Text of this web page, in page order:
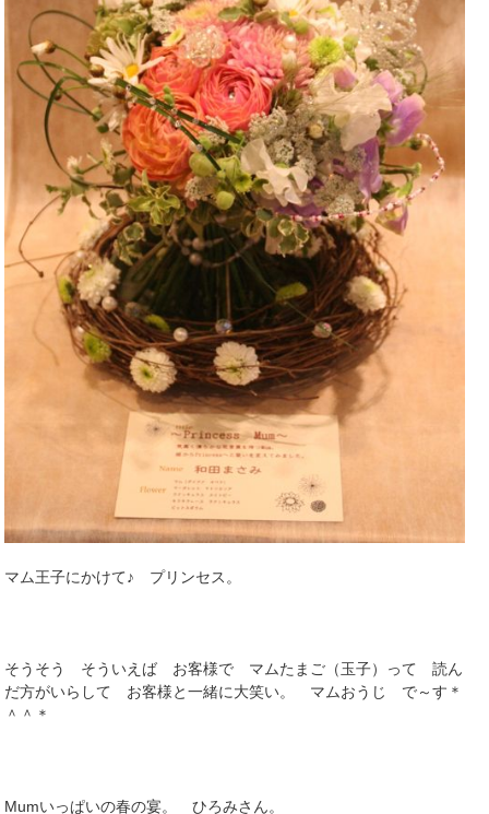
マム王子にかけて♪ プリンセス。
そうそう そういえば お客様で マムたまご（玉子）って 読ん
だ方がいらして お客様と一緒に大笑い。 マムおうじ で～す＊
＾＾＊
Mumいっぱいの春の宴。 ひろみさん。